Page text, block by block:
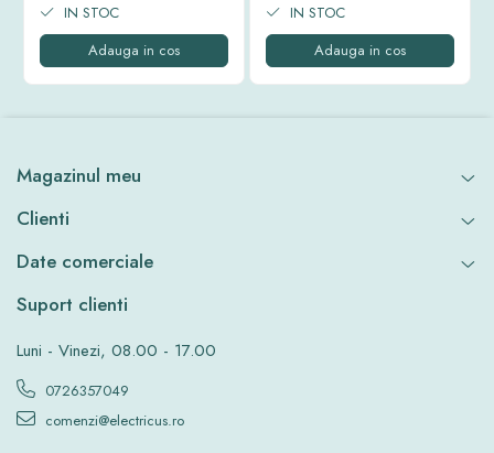
IN STOC
Adauga in cos
IN STOC
Adauga in cos
Magazinul meu
Clienti
Date comerciale
Suport clienti
Luni - Vinezi, 08.00 - 17.00
0726357049
comenzi@electricus.ro